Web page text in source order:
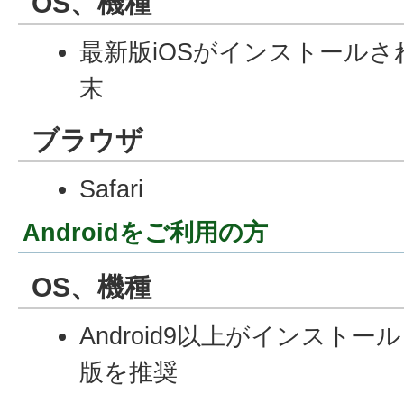
最新版iOSがインストールさ
末
ブラウザ
Safari
Androidをご利用の方
OS、機種
Android9以上がインストー
版を推奨